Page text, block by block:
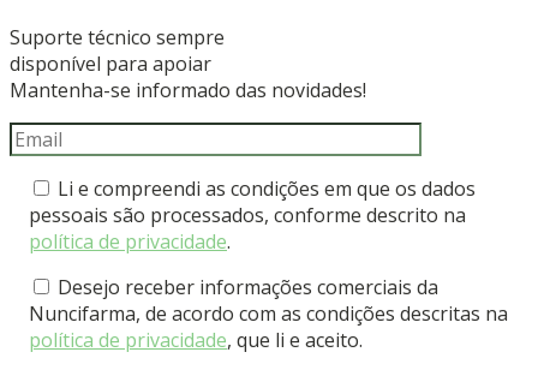
Suporte técnico sempre
disponível para apoiar
Mantenha-se informado das novidades!
Li e compreendi as condições em que os dados
pessoais são processados, conforme descrito na
política de privacidade.
Desejo receber informações comerciais da
Nuncifarma, de acordo com as condições descritas na
política de privacidade, que li e aceito.